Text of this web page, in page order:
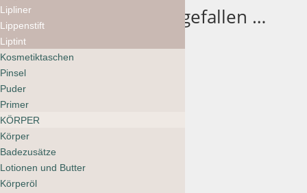
Das könnte dir auch gefallen …
RAAW Alchemy
No Vacancy
Hand & Body
Creme
CHF59.00
Lipliner
Lippenstift
Liptint
Kosmetiktaschen
Pinsel
Puder
Primer
KÖRPER
Körper
Badezusätze
Lotionen und Butter
Körperöl